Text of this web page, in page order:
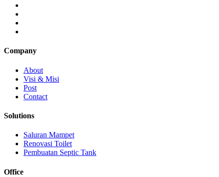
Company
About
Visi & Misi
Post
Contact
Solutions
Saluran Mampet
Renovasi Toilet
Pembuatan Septic Tank
Office